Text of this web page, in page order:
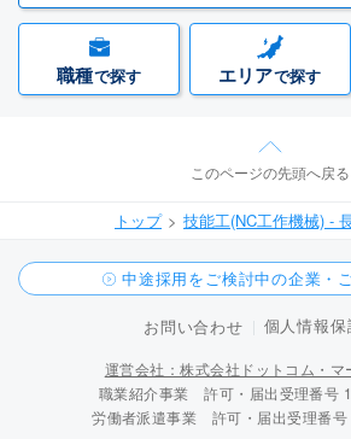
職種で探す エリアで探す
このページの先頭へ戻る
トップ 技能工(NC工作機械) -
中途採用をご検討中の企業・
お問い合わせ 個人情報保
運営会社：株式会社ドットコム・マ
職業紹介事業 許可・届出受理番号
労働者派遣事業 許可・届出受理番